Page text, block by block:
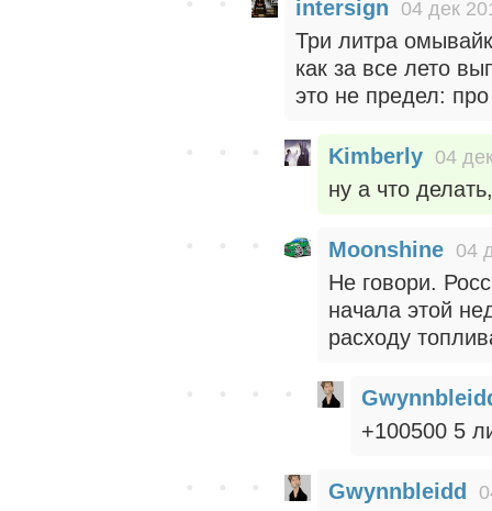
intersign 04 дек
Три литра
как за все лето
это не предел:
Kimberly 04
ну а что
Moonshine 04
Не говори.
начала этой
расходу
+100500 5
Gwynnbleidd